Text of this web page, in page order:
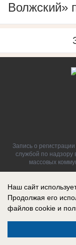
Волжский»
Запись о
службой по надзору
массовых
Наш сайт использует
Продолжая его
файлов cookie и